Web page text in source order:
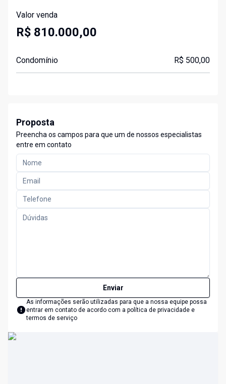
Valor venda
R$ 810.000,00
Condomínio R$ 500,00
Proposta
Preencha os campos para que um de nossos especialistas
entre em contato
Enviar
As informações serão utilizadas para que a nossa equipe possa
entrar em contato de acordo com a política de privacidade e
termos de serviço